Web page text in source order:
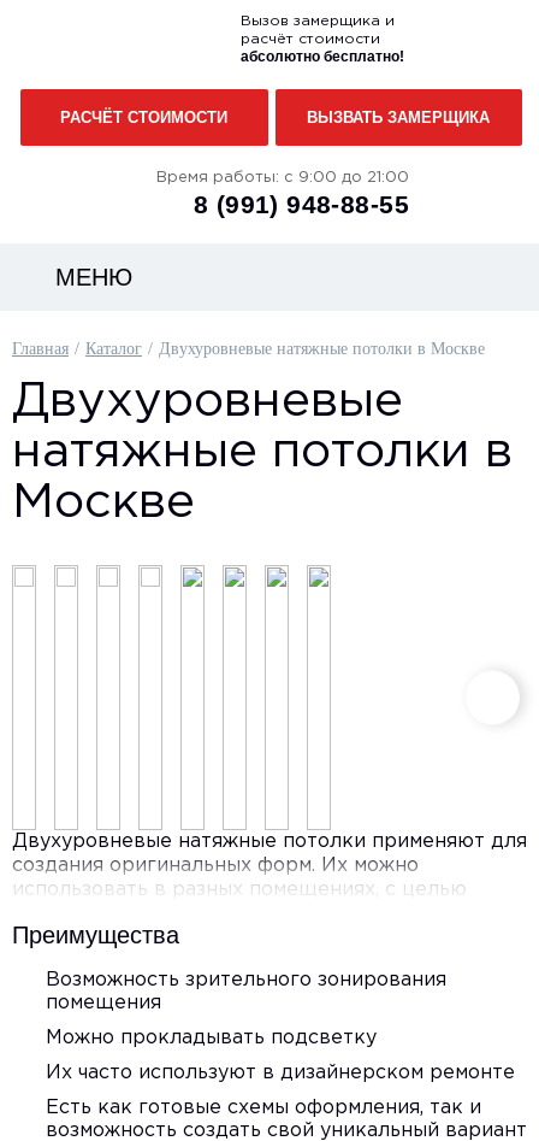
Вызов замерщика и
расчёт стоимости
абсолютно бесплатно!
РАСЧЁТ СТОИМОСТИ ВЫЗВАТЬ ЗАМЕРЩИКА
Время работы: с 9:00 до 21:00
8 (991)948-88-55
МЕНЮ
Главная Каталог Двухуровневые натяжные потолки в Москве
Двухуровневые
натяжные потолки в
Москве
Двухуровневые натяжные потолки применяют для
создания оригинальных форм. Их можно
использовать в разных помещениях, с целью
Преимущества
Возможность зрительного зонирования
помещения
Можно прокладывать подсветку
Их часто используют в дизайнерском ремонте
Есть как готовые схемы оформления, так и
возможность создать свой уникальный вариант